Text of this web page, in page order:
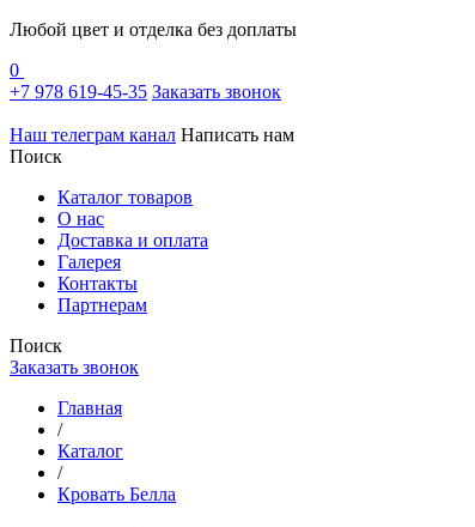
Любой цвет и отделка без доплаты
0
+7 978 619-45-35 Заказать звонок
Наш телеграм канал Написать нам
Поиск
Каталог товаров
О нас
Доставка и оплата
Галерея
Контакты
Партнерам
Поиск
Заказать звонок
Главная
/
Каталог
/
Кровать Белла